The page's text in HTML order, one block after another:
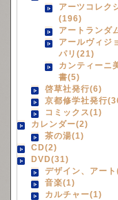
アーツコレク
(196)
アートランダ
アールヴィジ
パリ(21)
カンティーニ
書(5)
啓草社発行(6)
京都修学社発行
コミックス(1)
カレンダー(2)
茶の湯(1)
CD(2)
DVD(31)
デザイン、アー
音楽(1)
カルチャー(1)